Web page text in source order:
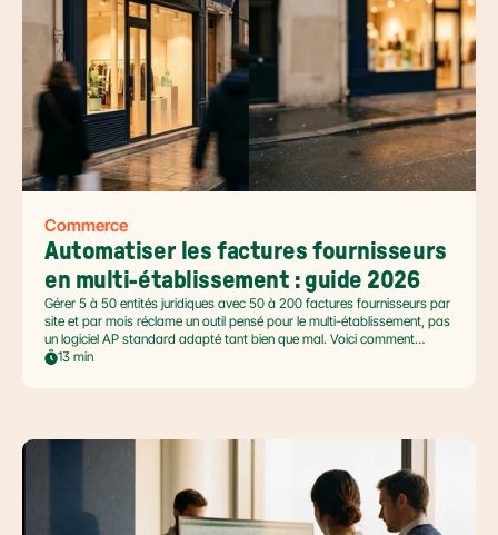
Commerce
Automatiser les factures fournisseurs
en multi-établissement : guide 2026
Gérer 5 à 50 entités juridiques avec 50 à 200 factures fournisseurs par
site et par mois réclame un outil pensé pour le multi-établissement, pas
un logiciel AP standard adapté tant bien que mal. Voici comment
automatiser sans casser la gouvernance locale, capturer le levier BFR
13 min